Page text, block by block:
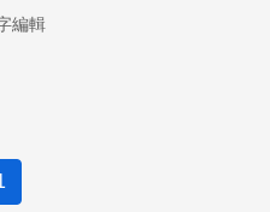
編輯